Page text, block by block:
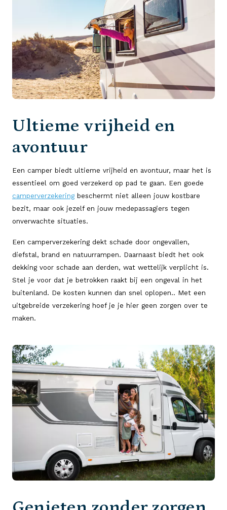
Ultieme vrijheid en
avontuur
Een camper biedt ultieme vrijheid en avontuur, maar het is
essentieel om goed verzekerd op pad te gaan. Een goede
camperverzekering beschermt niet alleen jouw kostbare
bezit, maar ook jezelf en jouw medepassagiers tegen
onverwachte situaties.
Een camperverzekering dekt schade door ongevallen,
diefstal, brand en natuurrampen. Daarnaast biedt het ook
dekking voor schade aan derden, wat wettelijk verplicht is.
Stel je voor dat je betrokken raakt bij een ongeval in het
buitenland. De kosten kunnen dan snel oplopen.. Met een
uitgebreide verzekering hoef je je hier geen zorgen over te
maken.